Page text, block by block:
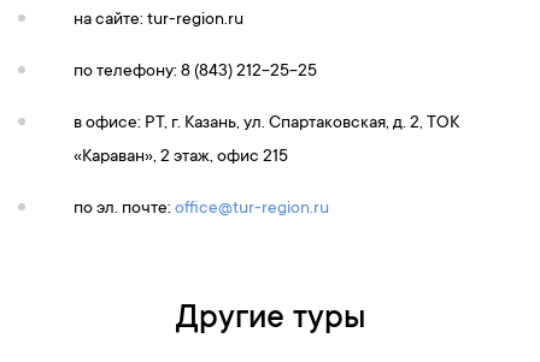
на сайте: tur-region.ru
по телефону: 8 (843) 212-25-25
в офисе: РТ, г. Казань, ул. Спартаковская, д. 2, ТОК
«Караван», 2 этаж, офис 215
по эл. почте: office@tur-region.ru
Другие туры